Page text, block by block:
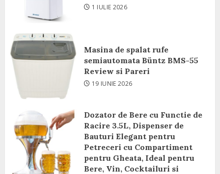
1 IULIE 2026
Masina de spalat rufe
semiautomata Büntz BMS-55
Review si Pareri
19 IUNIE 2026
Dozator de Bere cu Functie de
Racire 3.5L, Dispenser de
Bauturi Elegant pentru
Petreceri cu Compartiment
pentru Gheata, Ideal pentru
Bere, Vin, Cocktailuri si